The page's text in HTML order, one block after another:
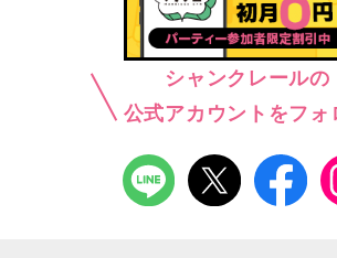
シャンクレールの
公式アカウントをフォ